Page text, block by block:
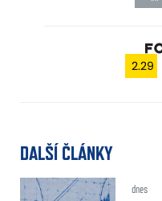
2.29
DALŠÍ ČLÁNKY
dnes